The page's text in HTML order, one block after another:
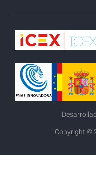
Copyright ©